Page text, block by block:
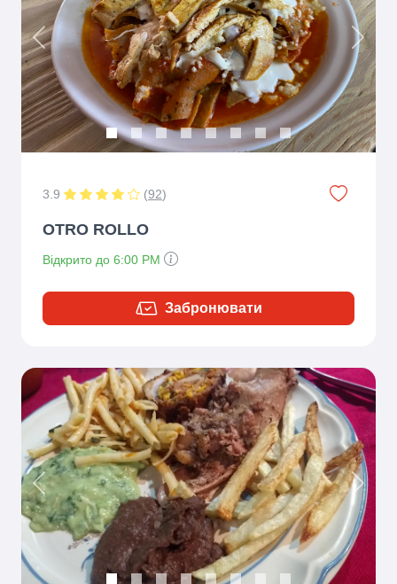
Previous Next
3.9 (92)
OTRO ROLLO
Відкрито до 6:00 PM
Забронювати
Previous Next